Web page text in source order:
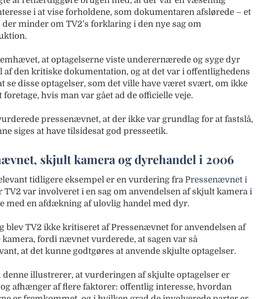
i at vise forholdene, som dokumentaren afslørede – et
minder om TV2’s forklaring i den nye sag om
at optagelserne viste underernærede og syge dyr
af den kritiske dokumentation, og at det var i offentlighedens
se disse optagelser, som det ville have været svært, om ikke
hvis man var gået ad de officielle veje.
pressenævnet, at der ikke var grundlag for at fastslå,
siges at have tilsidesat god presseetik.
skjult kamera og dyrehandel i 2006
tidligere eksempel er en vurdering fra Pressenævnet i
TV2 var involveret i en sag om anvendelsen af skjult kamera i
med en afdækning af ulovlig handel med dyr.
blev TV2 ikke kritiseret af Pressenævnet for anvendelsen af
fordi nævnet vurderede, at sagen var så
at det kunne godtgøres at anvende skjulte optagelser.
denne illustrerer, at vurderingen af skjulte optagelser er
afhænger af flere faktorer: offentlig interesse, hvordan